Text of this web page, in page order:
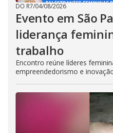
DO R7/04/08/2026
Evento em São
liderança
trabalho
Encontro reúne líderes
empreendedorismo e